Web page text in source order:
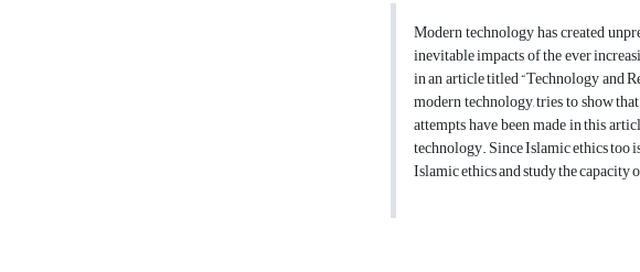
Modern technology has created
inevitable impacts of the ever
in an article titled “Technology and
modern technology, tries to show
attempts have been made in this
technology. Since Islamic ethics too
Islamic ethics and study the